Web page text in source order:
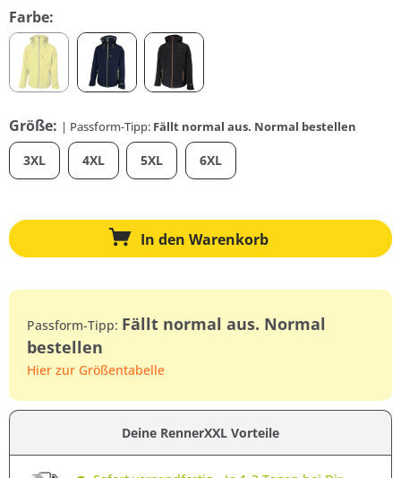
Farbe:
Größe: | Passform-Tipp: Fällt normal aus. Normal bestellen
3XL 4XL 5XL 6XL
In den Warenkorb
Passform-Tipp: Fällt normal aus. Normal
bestellen
Hier zur Größentabelle
Deine RennerXXL Vorteile